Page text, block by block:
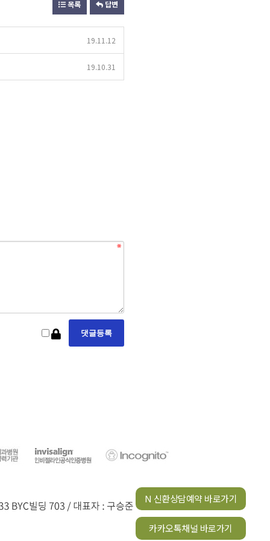
N 신환상담예약 바로가기
카카오톡채널 바로가기
목록 답변
19.11.12
19.10.31